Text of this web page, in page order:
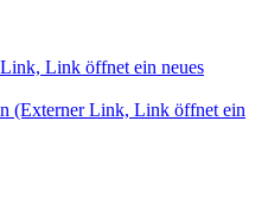
Link öffnet ein neues
(Externer Link, Link öffnet ein